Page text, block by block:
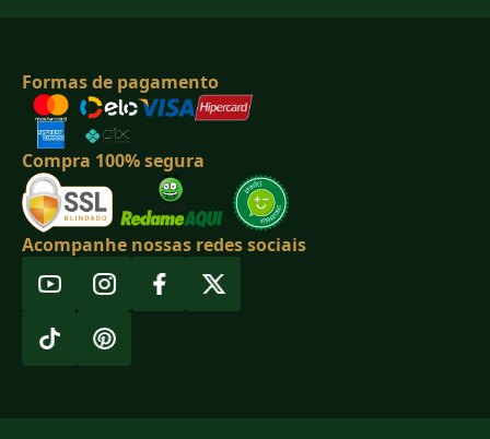
Formas de pagamento
Compra 100% segura
Acompanhe nossas redes sociais